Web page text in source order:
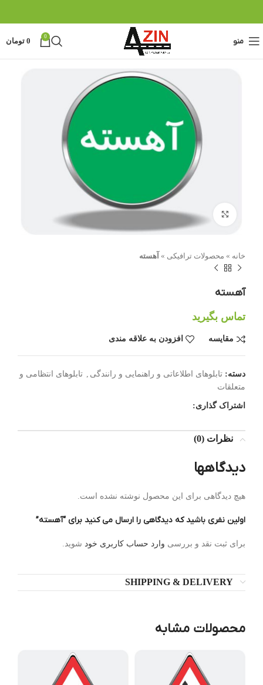
منو 0
0 تومان
بزرگنمایی تصویر
خانه » محصولات ترافیکی » آهسته
آهسته
تماس بگیرید
مقایسه افزودن به علاقه مندی
دسته: تابلوهای اطلاعاتی و راهنمایی و رانندگی
تابلوهای انتظامی و
متعلقات
اشتراک گذاری:
نظرات (0)
دیدگاهها
هیچ دیدگاهی برای این محصول نوشته نشده است.
اولین نفری باشید که دیدگاهی را ارسال می کنید برای “آهسته”
برای ثبت نقد و بررسی وارد حساب کاربری خود شوید.
SHIPPING & DELIVERY
محصولات مشابه